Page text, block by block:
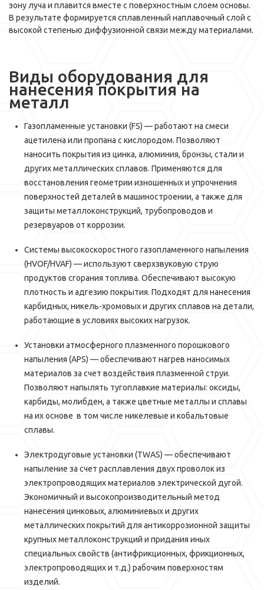
зону луча и плавится вместе с поверхностным слоем основы.
В результате формируется сплавленный наплавочный слой с
высокой степенью диффузионной связи между материалами.
Виды оборудования для
нанесения покрытия на
металл
Газопламенные установки (FS) — работают на смеси
ацетилена или пропана с кислородом. Позволяют
наносить покрытия из цинка, алюминия, бронзы, стали и
других металлических сплавов. Применяются для
восстановления геометрии изношенных и упрочнения
поверхностей деталей в машиностроении, а также для
защиты металлоконструкций, трубопроводов и
резервуаров от коррозии.
Системы высокоскоростного газопламенного напыления
(HVOF/HVAF) — используют сверхзвуковую струю
продуктов сгорания топлива. Обеспечивают высокую
плотность и адгезию покрытия. Подходят для нанесения
карбидных, никель-хромовых и других сплавов на детали,
работающие в условиях высоких нагрузок.
Установки атмосферного плазменного порошкового
напыления (APS) — обеспечивают нагрев наносимых
материалов за счет воздействия плазменной струи.
Позволяют напылять тугоплавкие материалы: оксиды,
карбиды, молибден, а также цветные металлы и сплавы
на их основе в том числе никелевые и кобальтовые
сплавы.
Электродуговые установки (TWAS) — обеспечивают
напыление за счет расплавления двух проволок из
электропроводящих материалов электрической дугой.
Экономичный и высокопроизводительный метод
нанесения цинковых, алюминиевых и других
металлических покрытий для антикоррозионной защиты
крупных металлоконструкций и придания иных
специальных свойств (антифрикционных, фрикционных,
электропроводящих и т.д.) рабочим поверхностям
изделий.